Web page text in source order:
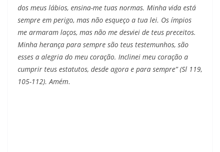
dos meus lábios, ensina-me tuas normas. Minha vida está
sempre em perigo, mas não esqueço a tua lei. Os ímpios
me armaram laços, mas não me desviei de teus preceitos.
Minha herança para sempre são teus testemunhos, são
esses a alegria do meu coração. Inclinei meu coração a
cumprir teus estatutos, desde agora e para sempre” (Sl 119,
105-112). Amém.